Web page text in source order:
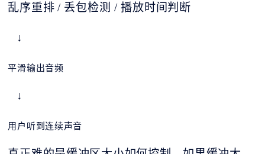
乱序重排 / 丢包检测 / 播放时间判断
↓
平滑输出音频
↓
用户听到连续声音